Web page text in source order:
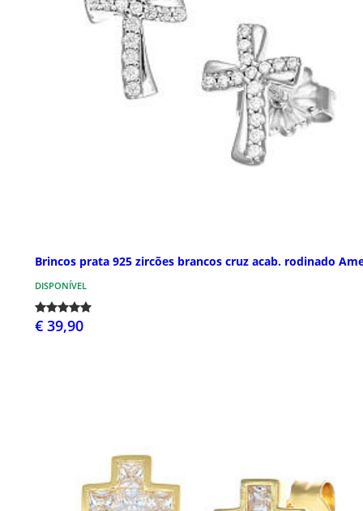
Brincos prata 925 zircões brancos cruz acab. rodinado
DISPONÍVEL
€ 39,90